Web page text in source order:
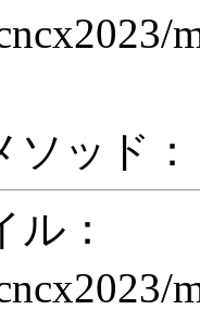
ッド：
：